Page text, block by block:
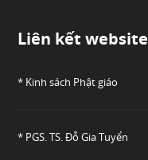
Liên kết website
* Kinh sách Phật giáo
* PGS. TS. Đỗ Gia Tuyển